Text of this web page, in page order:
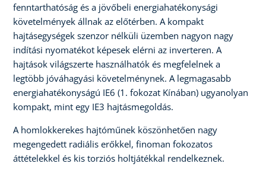
fenntarthatóság és a jövőbeli energiahatékonysági
követelmények állnak az előtérben. A kompakt
hajtásegységek szenzor nélküli üzemben nagyon nagy
indítási nyomatékot képesek elérni az inverteren. A
hajtások világszerte használhatók és megfelelnek a
legtöbb jóváhagyási követelménynek. A legmagasabb
energiahatékonyságú IE6 (1. fokozat Kínában) ugyanolyan
kompakt, mint egy IE3 hajtásmegoldás.
A homlokkerekes hajtóműnek köszönhetően nagy
megengedett radiális erőkkel, finoman fokozatos
áttételekkel és kis torziós holtjátékkal rendelkeznek.